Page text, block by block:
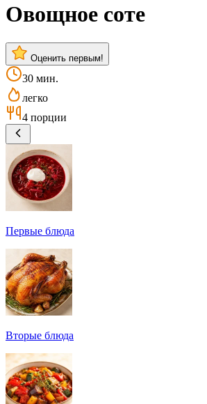
Овощное соте
Оценить первым!
30 мин.
легко
4 порции
Первые блюда
Вторые блюда